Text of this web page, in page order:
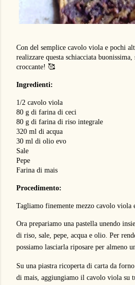
Con del semplice cavolo viola e pochi
realizzare questa schiacciata
croccante! 🥰
Ingredienti:
1/2 cavolo viola
80 g di farina di ceci
80 g di farina di riso integrale
320 ml di acqua
30 ml di olio evo
Sale
Pepe
Farina di mais
Procedimento:
Tagliamo finemente mezzo cavolo viola
Ora prepariamo una pastella unendo
di riso, sale, pepe, acqua e olio. Per
possiamo lasciarla riposare per almeno
Su una piastra ricoperta di carta da
di mais, aggiungiamo il cavolo viola su